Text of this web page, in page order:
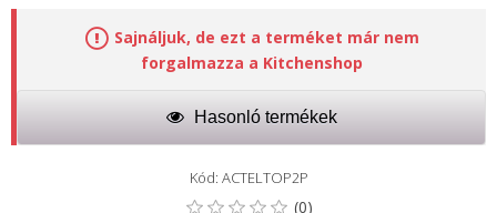
Sajnáljuk, de ezt a terméket már nem
forgalmazza a Kitchenshop
Hasonló termékek
Kód: ACTELTOP2P